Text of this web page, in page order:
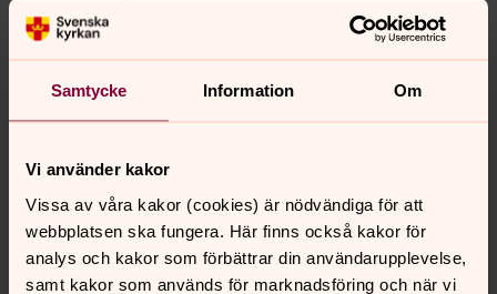
Samtycke Information Om
Vi använder kakor
Vissa av våra kakor (cookies) är nödvändiga för att
webbplatsen ska fungera. Här finns också kakor för
analys och kakor som förbättrar din användarupplevelse,
samt kakor som används för marknadsföring och när vi
norra.oland.pastorat@svenskakyrkan.se
Synpunkter eller frågor på sidans
innehåll?
norra.oland.pastorat@svenskakyrkan.se
Dela